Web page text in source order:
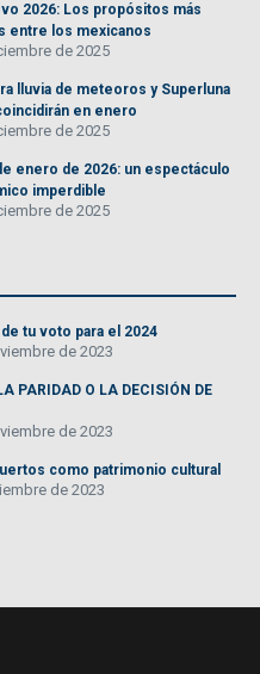
2026: Los propósitos más
entre los mexicanos
de 2025
lluvia de meteoros y Superluna
en enero
de 2025
enero de 2026: un espectáculo
imperdible
de 2025
tu voto para el 2024
de 2023
PARIDAD O LA DECISIÓN DE
de 2023
como patrimonio cultural
de 2023